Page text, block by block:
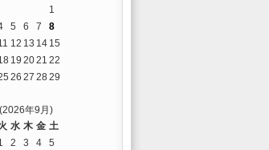
1
5 6 7
8
12 13 14 15
19 2021 22
26 27 2829
年9月)
水 木 金 土
2 3 4
5